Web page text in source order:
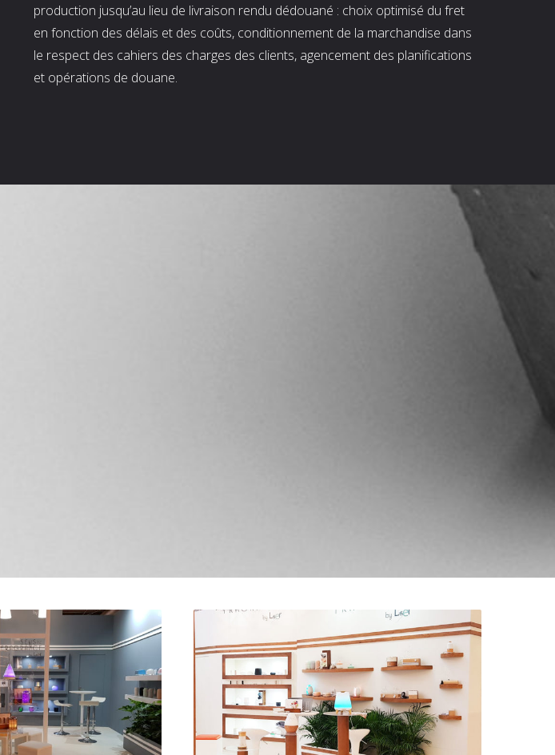
production jusqu’au lieu de livraison rendu dédouané : choix optimisé du fret
en fonction des délais et des coûts, conditionnement de la marchandise dans
le respect des cahiers des charges des clients, agencement des planifications
et opérations de douane.